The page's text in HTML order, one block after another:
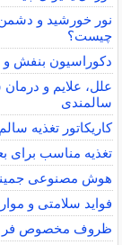
نور خورشید و
چیست؟
دکوراسیون بنفش و
علل، علایم و
سالمندی
کاریکاتور تغذیه سالم
تغذیه مناسب برای
هوش مصنوعی
فواید سلامتی و
ظروف مخصوص فر